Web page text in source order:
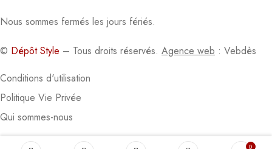
Nous sommes fermés les jours fériés.
© Dépôt Style – Tous droits réservés. Agence web : Vebdès
Conditions d'utilisation
Politique Vie Privée
Qui sommes-nous
0